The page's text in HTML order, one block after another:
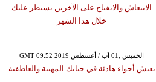
الانتعاش والانفتاح على الآخرين يسيطر عليك
خلال هذا الشهر
GMT 09:52 2019 الخميس ,01 آب / أغسطس
تعيش أجواء هادئة في حياتك المهنية والعاطفية